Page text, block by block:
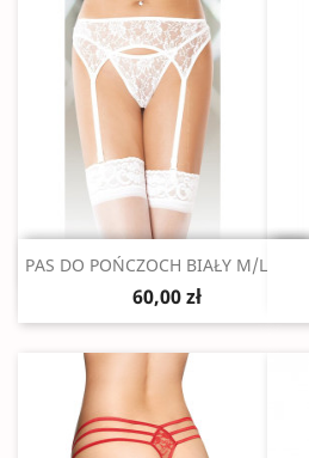
Szybki podgląd
PAS DO POŃCZOCH BIAŁY M/L 3310
60,00 zł